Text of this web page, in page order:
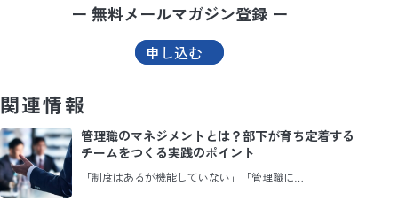
ー 無料メールマガジン登録 ー
申し込む
関連情報
管理職のマネジメントとは？部下が育ち定着する
チームをつくる実践のポイント
「制度はあるが機能していない」「管理職に…